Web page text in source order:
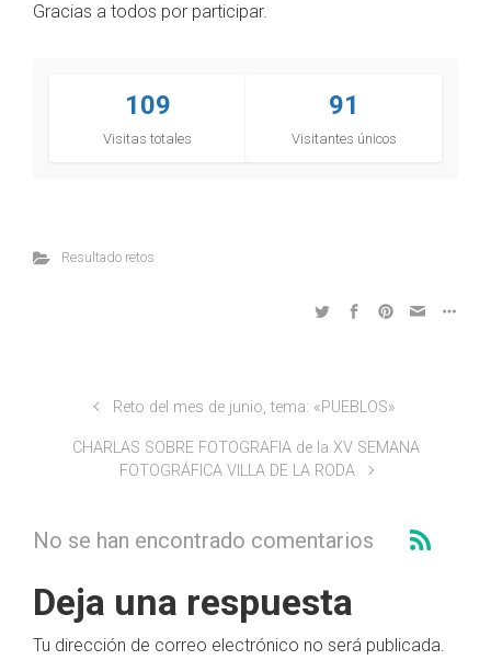
Gracias a todos por participar.
109
Visitas totales
91
Visitantes únicos
Resultado retos
Reto del mes de junio, tema: «PUEBLOS»
CHARLAS SOBRE FOTOGRAFIA de la XV SEMANA
FOTOGRÁFICA VILLA DE LA RODA
No se han encontrado comentarios
Deja una respuesta
Tu dirección de correo electrónico no será publicada.